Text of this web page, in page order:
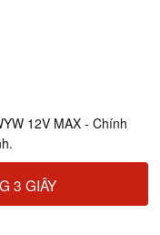
12V MAX - Chính
3 GIÂY